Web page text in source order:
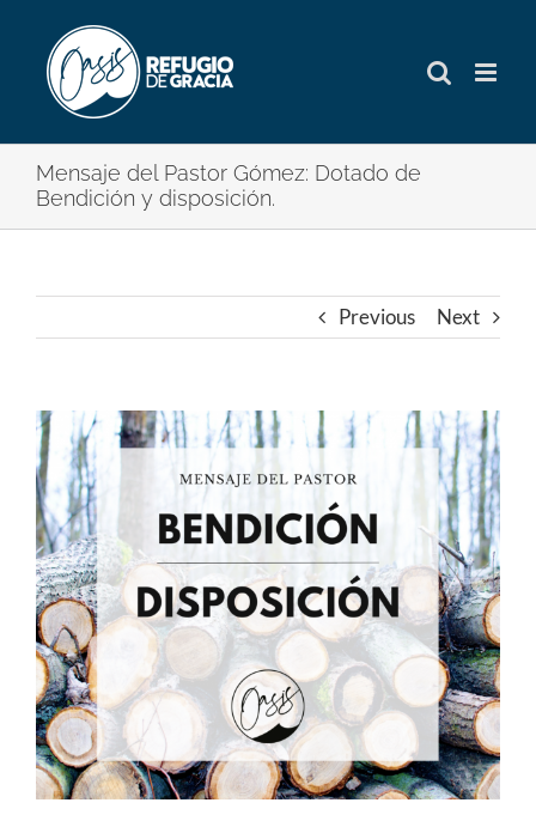
content
Mensaje del Pastor Gómez: Dotado de
Bendición y disposición.
Previous Next
View
Larger
Image